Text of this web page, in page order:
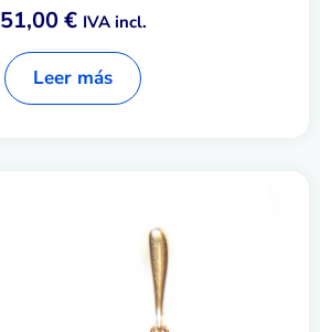
51,00€ IVA incl.
Leer más